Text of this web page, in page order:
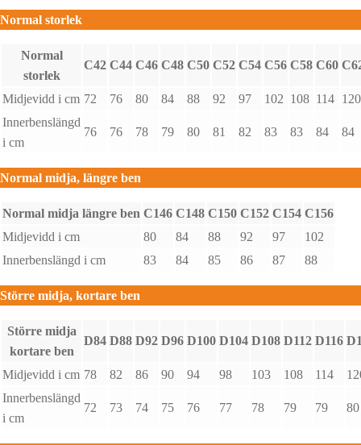
Normal storlek
Normal
storlek
C42 C44 C46 C48 C50 C52 C54 C56 C58 C60
Midjevidd i cm 72 76 80 84 88 92 97 102 108 114 120
Innerbenslängd
i cm
76 76 78 79 80 81 82 83 83 84 84
Normal midja, längre ben
Normal midja längre ben C146 C148 C150 C152 C154 C156
Midjevidd i cm
80 84 88 92 97
102
Innerbenslängd i cm
83 84 85 86 87 88
Större midja, kortare ben
Större midja
kortare ben
D84 D88 D92 D96 D100 D104 D108 D112 D116
Midjevidd i cm 78 82 86 90 94 98 103 108 114
Innerbenslängd
i cm
72 73 74 75 76 77 78 79 79 80